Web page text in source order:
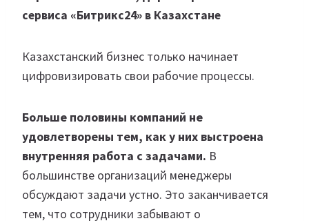
сервиса «Битрикс24» в Казахстане
Казахстанский бизнес только начинает
цифровизировать свои рабочие процессы.
Больше половины компаний не
удовлетворены тем, как у них выстроена
внутренняя работа с задачами. В
большинстве организаций менеджеры
обсуждают задачи устно. Это заканчивается
тем, что сотрудники забывают о